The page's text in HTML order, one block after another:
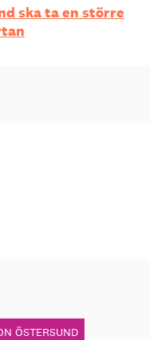
ska ta en större
ÖSTERSUND